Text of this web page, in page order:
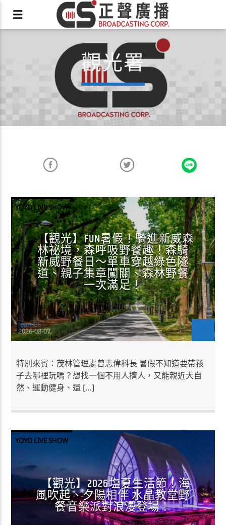
X
觀光署
YOYO LIVE SHOW
【觀光】FUN暑假！騎進新威森
林祕境，森呼吸野餐趣！森騎
新威野餐日～單車穿越綠色隧
道、親子集章闖關、森林野餐
一次滿足！
Jean-CS
2026-08-07
特別來賓：茂林管理處曾志偉科長 暑假不知道要帶孩
子去哪裡玩嗎？想找一個不用人擠人，又能親近大自
然、運動健身、還 […]
YOYO LIVE SHOW
【觀光】2026塩夏生活節！海
風吹起、夕陽相伴 水晶教堂野
餐音樂派對浪漫登場！